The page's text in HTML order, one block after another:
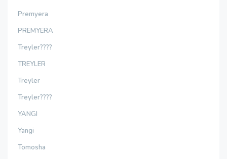
Premyera
PREMYERA
Treyler????
TREYLER
Treyler
Treyler????
YANGI
Yangi
Tomosha